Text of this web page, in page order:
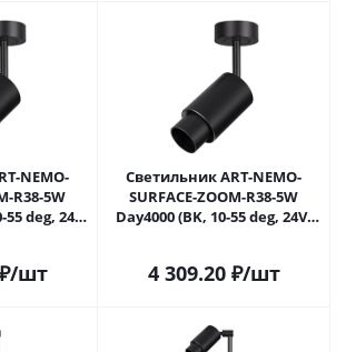
NEMO-
R38-5W
deg, 24V)
/шт
Светильник ART-NEMO-
SURFACE-ZOOM-R38-5W
Day4000 (BK, 10-55 deg, 24V)
4 309.20₽/шт